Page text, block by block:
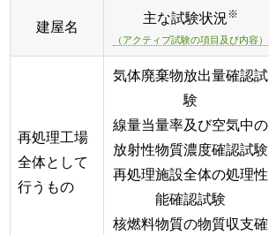
建屋名
主な試験状況※
（アクティブ試験の項目及び内容）
再処理工場
全体として
行うもの
気体廃棄物放出量確認試
験
線量当量率及び空気中の
放射性物質濃度確認試験
再処理施設全体の処理性
能確認試験
核燃料物質の物質収支確